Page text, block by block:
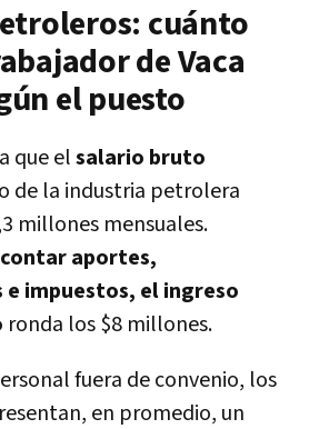
cuánto
de Vaca
el puesto
que elsalario bruto
de la industria petrolera
millones mensuales.
aportes,
impuestos, el ingreso
ronda los$8 millones.
fuera de convenio, los
en promedio, un